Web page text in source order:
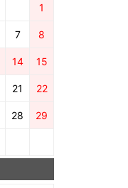
1
7 8
14 15
21 22
28 29